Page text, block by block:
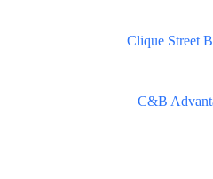
Clique Street